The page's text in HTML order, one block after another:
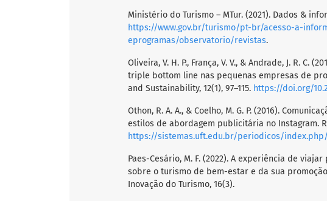
Ministério do Turismo – MTur. (2021). Dados &
https://www.gov.br/turismo/pt-br/acesso-a-
eprogramas/observatorio/revistas.
Oliveira, V. H. P., França, V. V., & Andrade, J. R.
triple bottom line nas pequenas empresas de
and Sustainability, 12(1), 97–115. https://doi.org/
Othon, R. A. A., & Coelho, M. G. P. (2016).
estilos de abordagem publicitária no Instagram.
https://sistemas.uft.edu.br/periodicos/
Paes-Cesário, M. F. (2022). A experiência de
sobre o turismo de bem-estar e da sua
Inovação do Turismo, 16(3).